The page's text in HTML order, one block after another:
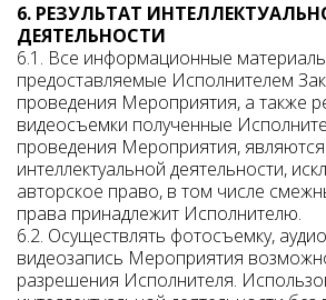
6. РЕЗУЛЬТАТ
ДЕЯТЕЛЬНОСТИ
6.1. Все информационные
предоставляемые Исполнителем
проведения Мероприятия, а также
видеосъемки полученные
проведения Мероприятия, являются
интеллектуальной деятельности,
авторское право, в том числе
права принадлежит Исполнителю.
6.2. Осуществлять фотосъемку,
видеозапись Мероприятия
разрешения Исполнителя.